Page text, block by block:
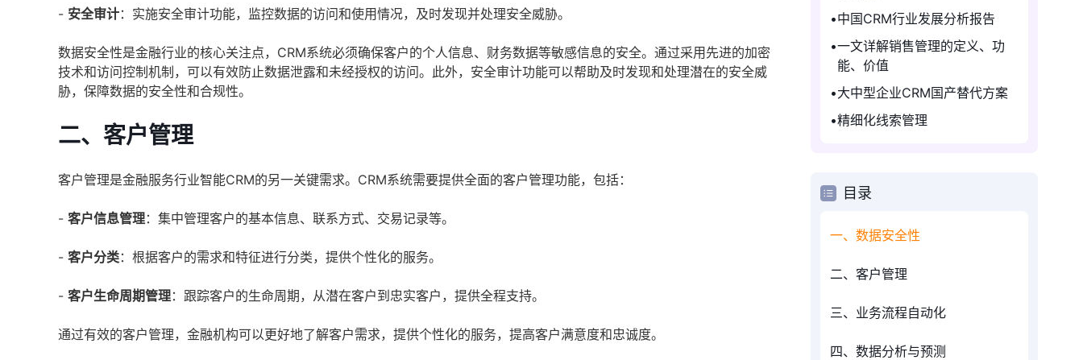
- 安全审计：实施安全审计功能，监控数据的访问和使用情况，及时发现并处理安全威胁。
数据安全性是金融行业的核心关注点，CRM系统必须确保客户的个人信息、财务数据等敏感信息的安全。通过采用先进的加密
技术和访问控制机制，可以有效防止数据泄露和未经授权的访问。此外，安全审计功能可以帮助及时发现和处理潜在的安全威
胁，保障数据的安全性和合规性。
二、客户管理
客户管理是金融服务行业智能CRM的另一关键需求。CRM系统需要提供全面的客户管理功能，包括：
- 客户信息管理：集中管理客户的基本信息、联系方式、交易记录等。
- 客户分类：根据客户的需求和特征进行分类，提供个性化的服务。
- 客户生命周期管理：跟踪客户的生命周期，从潜在客户到忠实客户，提供全程支持。
通过有效的客户管理，金融机构可以更好地了解客户需求，提供个性化的服务，提高客户满意度和忠诚度。
中国CRM行业发展分析报告
一文详解销售管理的定义、功
能、价值
大中型企业CRM国产替代方案
精细化线索管理
目录
一、数据安全性
二、客户管理
三、业务流程自动化
四、数据分析与预测